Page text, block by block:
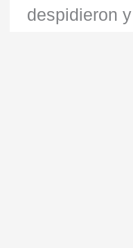
despidieron